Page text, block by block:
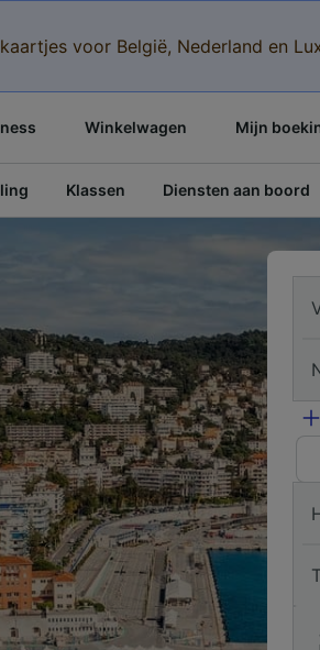
voor België, Nederland en
Winkelwagen Mijn
Klassen Diensten aan boord